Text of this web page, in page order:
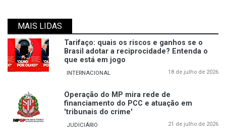
MAIS LIDAS
Tarifaço: quais os riscos e ganhos se o
Brasil adotar a reciprocidade? Entenda o
que está em jogo
INTERNACIONAL 18 de julho de 2026
Operação do MP mira rede de
financiamento do PCC e atuação em
'tribunais do crime'
JUDICIÁRIO 21 de julho de 2026